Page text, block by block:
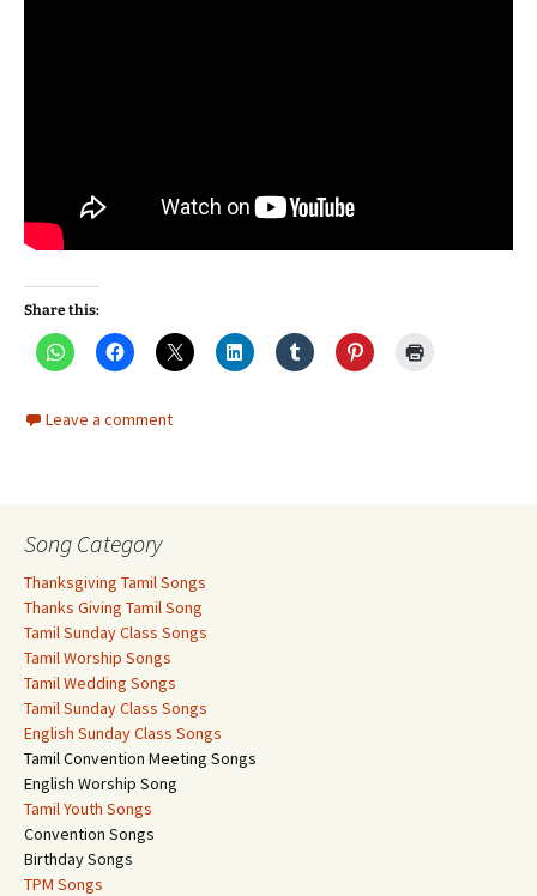
Share this:
Leave a comment
Song Category
Thanksgiving Tamil Songs
Thanks Giving Tamil Song
Tamil Sunday Class Songs
Tamil Worship Songs
Tamil Wedding Songs
Tamil Sunday Class Songs
English Sunday Class Songs
Tamil Convention Meeting Songs
English Worship Song
Tamil Youth Songs
Convention Songs
Birthday Songs
TPM Songs